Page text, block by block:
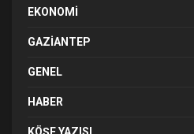
EKONOMI
GAZIANTEP
GENEL
HABER